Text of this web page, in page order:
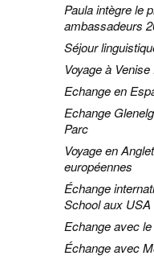
Paula intègre le
ambassadeurs
Séjour
Voyage à
Echange en
Echange
Parc
Voyage en
européennes
Échange
School aux USA
Echange avec
Échange avec